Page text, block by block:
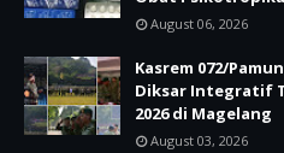
August 06, 2026
Kasrem 072/
Diksar Integratif
2026 di Magelang
August 03, 2026